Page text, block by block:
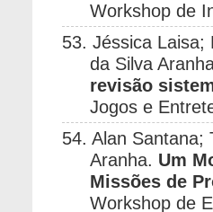
Workshop de
53. Jéssica Laisa;
da Silva
revisão
Jogos e
54. Alan Santana;
Aranha. Um
Missões de
Workshop de